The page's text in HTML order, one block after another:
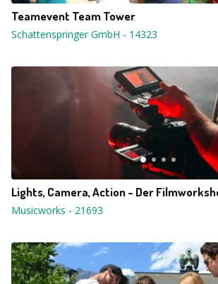
Teamevent Team Tower
Schattenspringer GmbH - 14323
Lights, Camera, Action - Der
Musicworks - 21693